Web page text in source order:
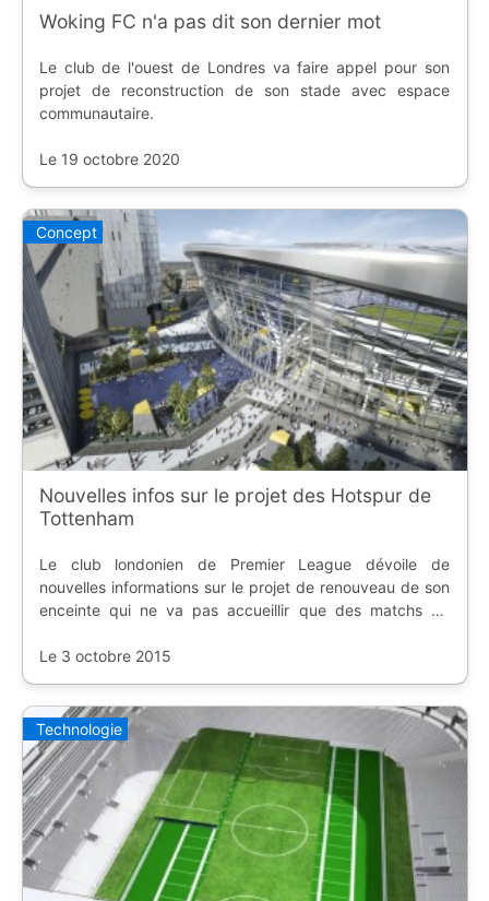
Woking FC n'a pas dit son dernier mot
Le club de l'ouest de Londres va faire appel pour son
projet de reconstruction de son stade avec espace
communautaire.
Le 19 octobre 2020
Concept
Nouvelles infos sur le projet des Hotspur de
Tottenham
Le club londonien de Premier League dévoile de
nouvelles informations sur le projet de renouveau de son
enceinte qui ne va pas accueillir que des matchs de
Le 3 octobre 2015
Technologie